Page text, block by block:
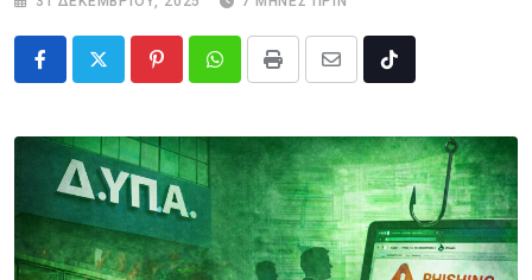
PinterestWhatsappPrint
Share
Email
Tiktok